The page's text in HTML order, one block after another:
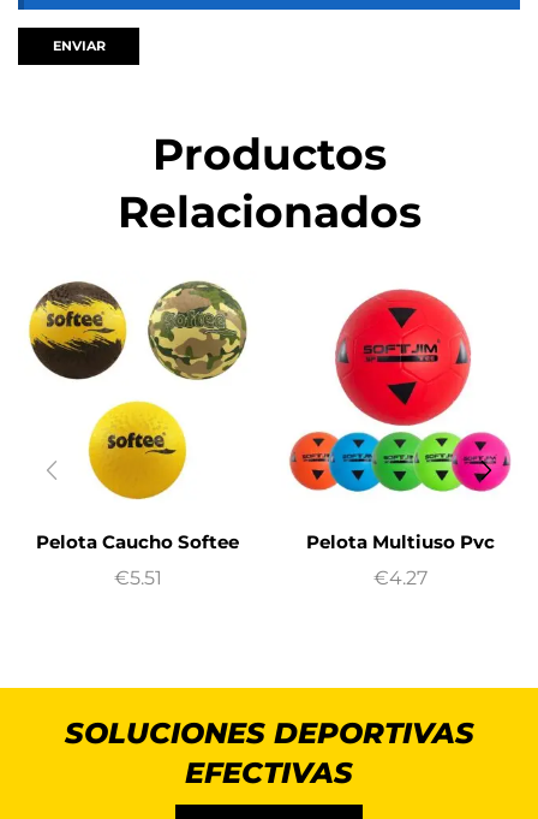
Productos
Relacionados
Pelota Caucho Softee
€5.51
Pelota Multiuso Pvc
€4.27
SOLUCIONES DEPORTIVAS
EFECTIVAS